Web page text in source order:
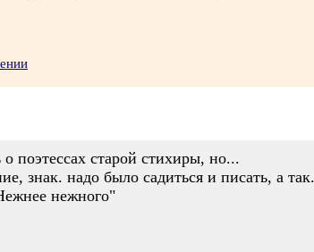
поэтессах старой стихиры, но...
знак. надо было садиться и писать, а
нежного"